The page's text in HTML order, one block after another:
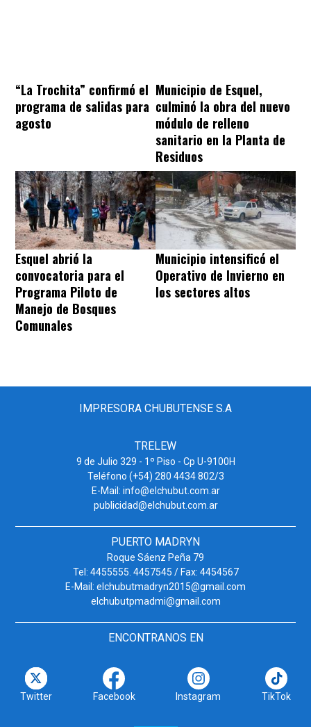
“La Trochita” confirmó el
programa de salidas para
agosto
Municipio de Esquel,
culminó la obra del nuevo
módulo de relleno
sanitario en la Planta de
Residuos
Esquel abrió la
convocatoria para el
Programa Piloto de
Manejo de Bosques
Comunales
Municipio intensificó el
Operativo de Invierno en
los sectores altos
IMPRESORA CHUBUTENSE S.A
TRELEW
9 de Julio 329 - 1º Piso - Cp U-9100H
Teléfono (+54) 280 4434 802/3
E-Mail: info@elchubut.com.ar
publicidad@elchubut.com.ar
PUERTO MADRYN
Roque Sáenz Peña 79
Tel: 4455555. 4457545 / Fax: 4454567
E-Mail: elchubutmadryn2015@gmail.com
elchubutpmadmi@gmail.com
ENCONTRANOS EN
Twitter Facebook Instagram TikTok